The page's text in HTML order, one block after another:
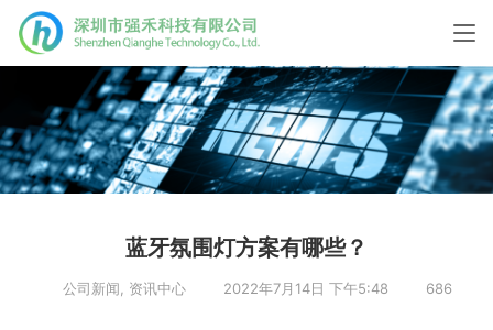
蓝牙氛围灯方案有哪些？
公司新闻 资讯中心 2022年7月14日 下午5:48 686